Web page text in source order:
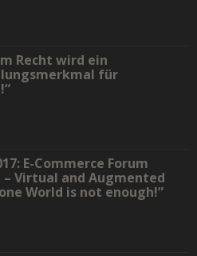
Recht wird ein
für
E-Commerce Forum
– Virtual and Augmented
World is not enough!”